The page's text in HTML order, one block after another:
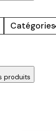
Catégories
produits